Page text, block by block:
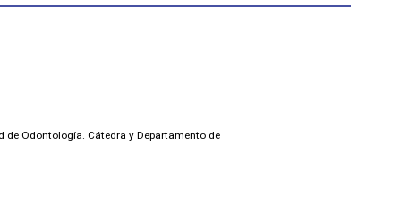
de Odontología. Cátedra y Departamento de